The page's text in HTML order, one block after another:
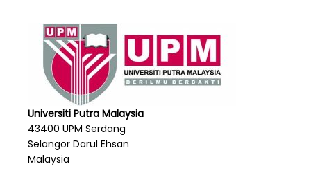
Universiti Putra Malaysia
43400 UPM Serdang
Selangor Darul Ehsan
Malaysia